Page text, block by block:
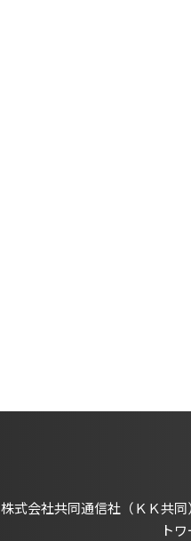
株式会社共同通信社（ＫＫ共
ト